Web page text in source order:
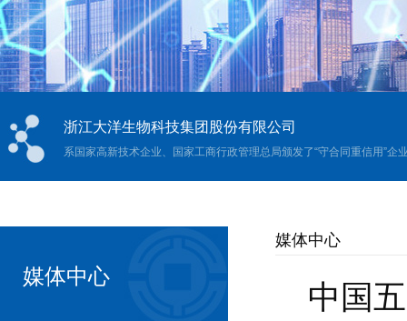
浙江大洋生物科技集团股份有限公司
系国家高新技术企业、国家工商行政管理总局颁发了“守合同重信用”企
媒体中心
媒体中心
中国